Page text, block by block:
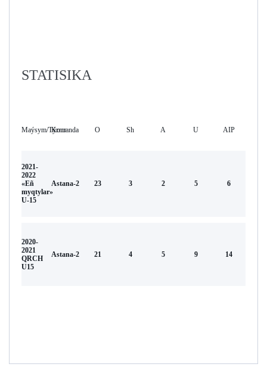
STATISIKA
Maýsym/TýrnırKomanda O Sh А U AIP
2021-
2022
«Eñ
myqtylar»
U-15
Astana-2 23 3 2 5 6
2020-
2021
QRCH
U15
Astana-2 21 4 5 9 14